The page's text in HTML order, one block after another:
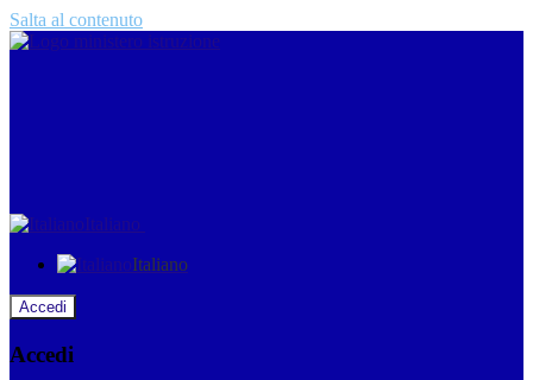
Salta al contenuto
Italiano
Italiano
Accedi
Accedi